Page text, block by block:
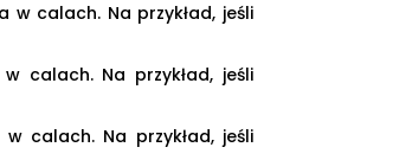
w calach. Na przykład, jeśli
calach. Na przykład, jeśli
calach. Na przykład, jeśli